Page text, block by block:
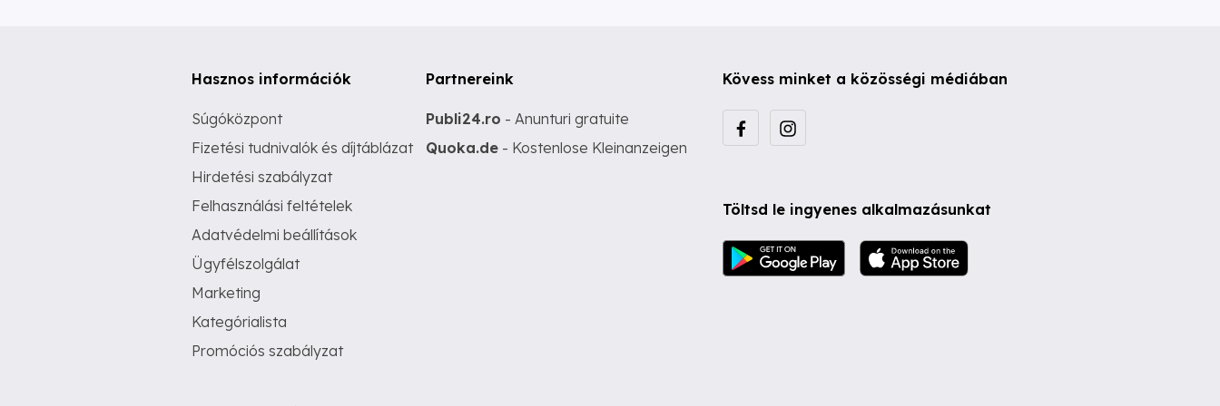
Hasznos információk
Súgóközpont
Fizetési tudnivalók és díjtáblázat
Hirdetési szabályzat
Felhasználási feltételek
Adatvédelmi beállítások
Ügyfélszolgálat
Marketing
Kategórialista
Promóciós szabályzat
Partnereink
Publi24.ro - Anunturi gratuite
Quoka.de - Kostenlose Kleinanzeigen
Kövess minket a közösségi médiában
Töltsd le ingyenes alkalmazásunkat